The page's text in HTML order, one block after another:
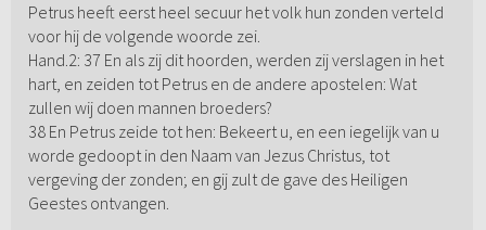
Petrus heeft eerst heel secuur het volk hun zonden verteld
voor hij de volgende woorde zei.
Hand.2: 37 En als zij dit hoorden, werden zij verslagen in het
hart, en zeiden tot Petrus en de andere apostelen: Wat
zullen wij doen mannen broeders?
38 En Petrus zeide tot hen: Bekeert u, en een iegelijk van u
worde gedoopt in den Naam van Jezus Christus, tot
vergeving der zonden; en gij zult de gave des Heiligen
Geestes ontvangen.